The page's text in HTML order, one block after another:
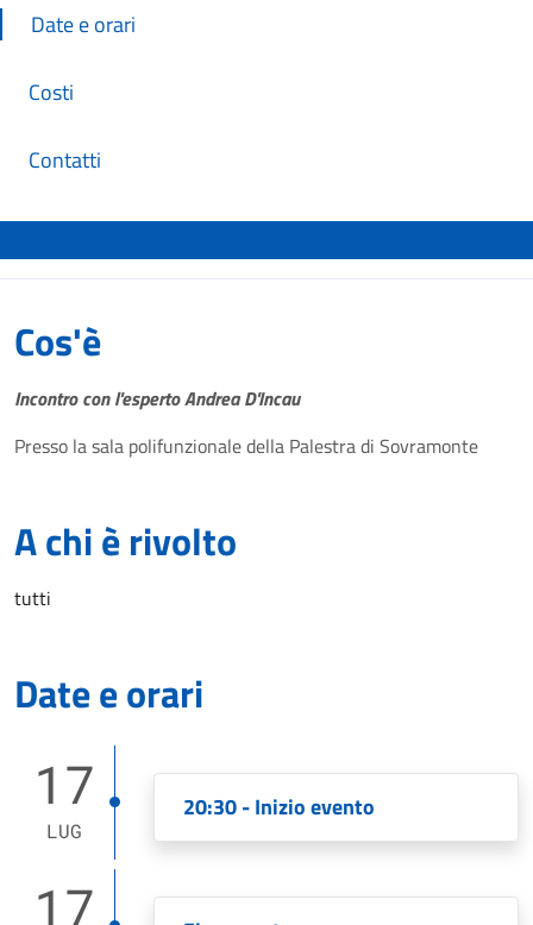
Date e orari
Costi
Contatti
Cos'è
Incontro con l'esperto Andrea D'Incau
Presso la sala polifunzionale della Palestra di Sovramonte
A chi è rivolto
tutti
Date e orari
17
LUG
20:30 - Inizio evento
17